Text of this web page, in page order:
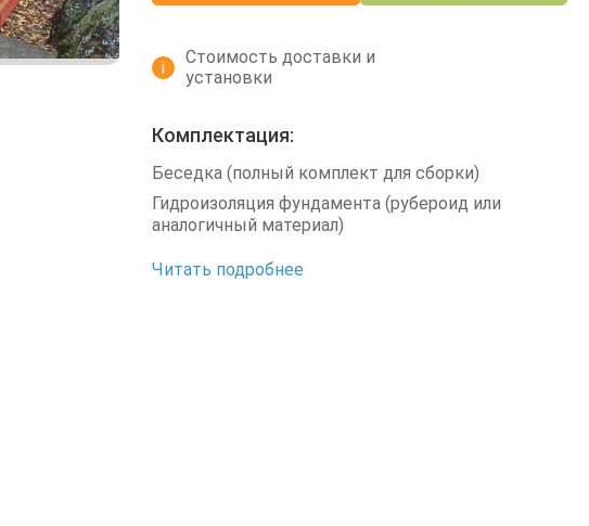
i
Стоимость доставки и
установки
Комплектация:
Беседка (полный комплект для сборки)
Гидроизоляция фундамента (рубероид или
аналогичный материал)
Читать подробнее